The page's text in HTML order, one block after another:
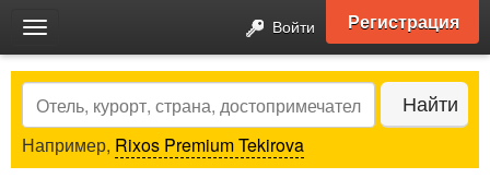
Toggle
navigation
Войти Регистрация
Search Найти
Например, Rixos Premium Tekirova